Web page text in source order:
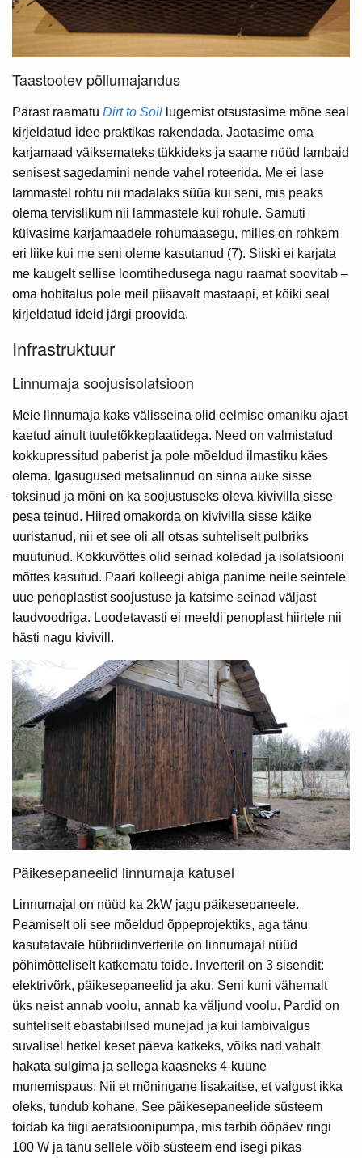
Taastootev põllumajandus
Pärast raamatu Dirt to Soil lugemist otsustasime mõne seal
kirjeldatud idee praktikas rakendada. Jaotasime oma
karjamaad väiksemateks tükkideks ja saame nüüd lambaid
senisest sagedamini nende vahel roteerida. Me ei lase
lammastel rohtu nii madalaks süüa kui seni, mis peaks
olema tervislikum nii lammastele kui rohule. Samuti
külvasime karjamaadele rohumaasegu, milles on rohkem
eri liike kui me seni oleme kasutanud (7). Siiski ei karjata
me kaugelt sellise loomtihedusega nagu raamat soovitab –
oma hobitalus pole meil piisavalt mastaapi, et kõiki seal
kirjeldatud ideid järgi proovida.
Infrastruktuur
Linnumaja soojusisolatsioon
Meie linnumaja kaks välisseina olid eelmise omaniku ajast
kaetud ainult tuuletõkkeplaatidega. Need on valmistatud
kokkupressitud paberist ja pole mõeldud ilmastiku käes
olema. Igasugused metsalinnud on sinna auke sisse
toksinud ja mõni on ka soojustuseks oleva kivivilla sisse
pesa teinud. Hiired omakorda on kivivilla sisse käike
uuristanud, nii et see oli all otsas suhteliselt pulbriks
muutunud. Kokkuvõttes olid seinad koledad ja isolatsiooni
mõttes kasutud. Paari kolleegi abiga panime neile seintele
uue penoplastist soojustuse ja katsime seinad väljast
laudvoodriga. Loodetavasti ei meeldi penoplast hiirtele nii
hästi nagu kivivill.
Päikesepaneelid linnumaja katusel
Linnumajal on nüüd ka 2kW jagu päikesepaneele.
Peamiselt oli see mõeldud õppeprojektiks, aga tänu
kasutatavale hübriidinverterile on linnumajal nüüd
põhimõtteliselt katkematu toide. Inverteril on 3 sisendit:
elektrivõrk, päikesepaneelid ja aku. Seni kuni vähemalt
üks neist annab voolu, annab ka väljund voolu. Pardid on
suhteliselt ebastabiilsed munejad ja kui lambivalgus
suvalisel hetkel keset päeva katkeks, võiks nad vabalt
hakata sulgima ja sellega kaasneks 4-kuune
munemispaus. Nii et mõningane lisakaitse, et valgust ikka
oleks, tundub kohane. See päikesepaneelide süsteem
toidab ka tiigi aeratsioonipumpa, mis tarbib ööpäev ringi
100 W ja tänu sellele võib süsteem end isegi pikas